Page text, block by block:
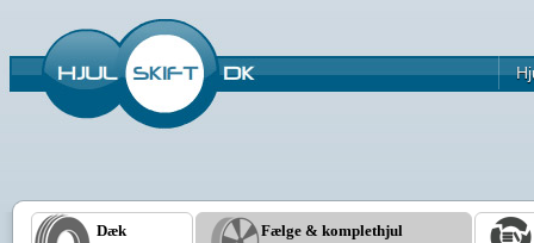
Dæk Fælge & komplethjul